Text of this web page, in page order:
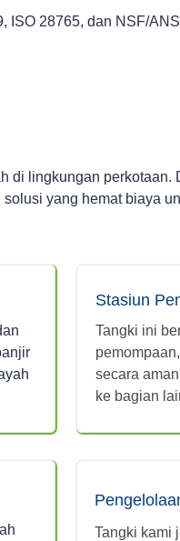
ISO 28765, dan NSF/
lingkungan perkotaan.
yang hemat biaya
Stasiun
Tangki ini
secara
ke bagian
Tangki kami